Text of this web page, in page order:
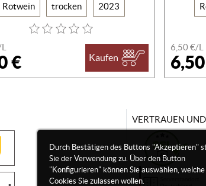
Rotwein trocken 2023
L
€ Kaufen
6,50 €/L
Durch Bestätigen des Buttons "Akzeptieren"
Sie der Verwendung zu. Über den Button
"Konfigurieren" können Sie auswählen, welche
Cookies Sie zulassen wollen.
VERTRAUEN